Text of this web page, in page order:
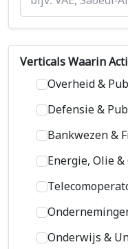
Verticals Waarin
Overheid &
Defensie &
Bankwezen &
Energie, Olie
Onderwijs &